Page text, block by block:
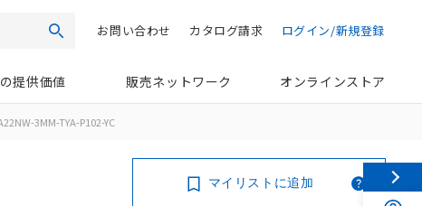
検索 ログイン/新規登録
カタログ請求
お問い合わせ
提供価値 販売ネットワーク オンラインストア
3MM-TYA-P102-YC
マイリストに追加